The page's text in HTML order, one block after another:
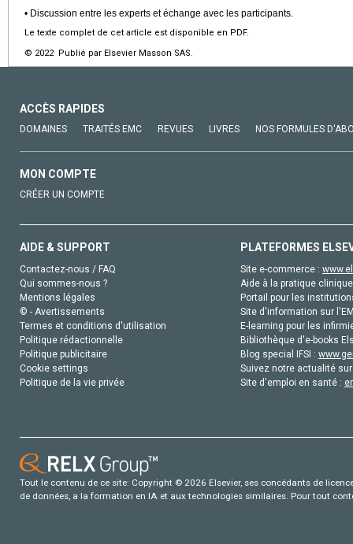
• Discussion entre les experts et échange avec les participants.
Le texte complet de cet article est disponible en PDF.
© 2022 Publié par Elsevier Masson SAS.
ACCÈS RAPIDES
DOMAINES TRAITÉS EMC REVUES LIVRES NOS FORMULES
MON COMPTE
CRÉER UN COMPTE
AIDE & SUPPORT
Contactez-nous / FAQ
Qui sommes-nous ?
Mentions légales
© - Avertissements
Termes et conditions d'utilisation
Politique rédactionnelle
Politique publicitaire
Cookie settings
Politique de la vie privée
PLATEFORMES
Site e-commerce :
Aide à la pratique
Portail pour les
Site d'information sur
E-learning pour les
Bibliothèque d'e-books
Blog special IFSI :
Suivez notre actualité
Site d'emploi en santé :
Tout le contenu de ce site: Copyright © 2026 Elsevier, ses concédants de
de données, a la formation en IA et aux technologies similaires. Pour tout